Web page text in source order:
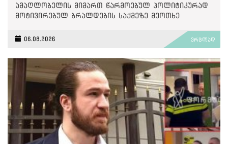
ამაღლობელის მიმართ წარმოებულ პოლიტიკურად
მოტივირებულ ბრალდების საქმეზე მეოთხე
06.08.2026 ვრცლად